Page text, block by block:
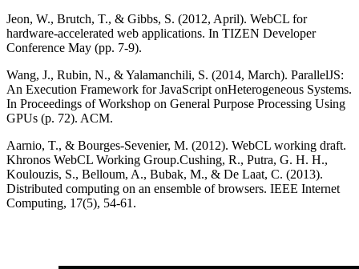
Jeon, W., Brutch, T., & Gibbs, S. (2012, April). WebCL for
hardware-accelerated web applications. In TIZEN Developer
Conference May (pp. 7-9).
Wang, J., Rubin, N., & Yalamanchili, S. (2014, March). ParallelJS:
An Execution Framework for JavaScript onHeterogeneous Systems.
In Proceedings of Workshop on General Purpose Processing Using
GPUs (p. 72). ACM.
Aarnio, T., & Bourges-Sevenier, M. (2012). WebCL working draft.
Khronos WebCL Working Group.Cushing, R., Putra, G. H. H.,
Koulouzis, S., Belloum, A., Bubak, M., & De Laat, C. (2013).
Distributed computing on an ensemble of browsers. IEEE Internet
Computing, 17(5), 54-61.